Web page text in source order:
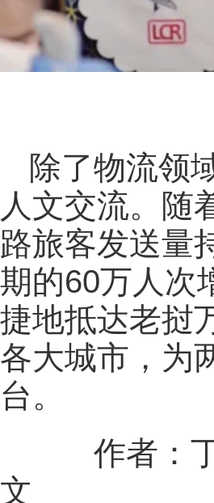
除了物流领
人文交流。随
路旅客发送量
期的60万人次
捷地抵达老挝
各大城市，为
台。
作者：丁
文